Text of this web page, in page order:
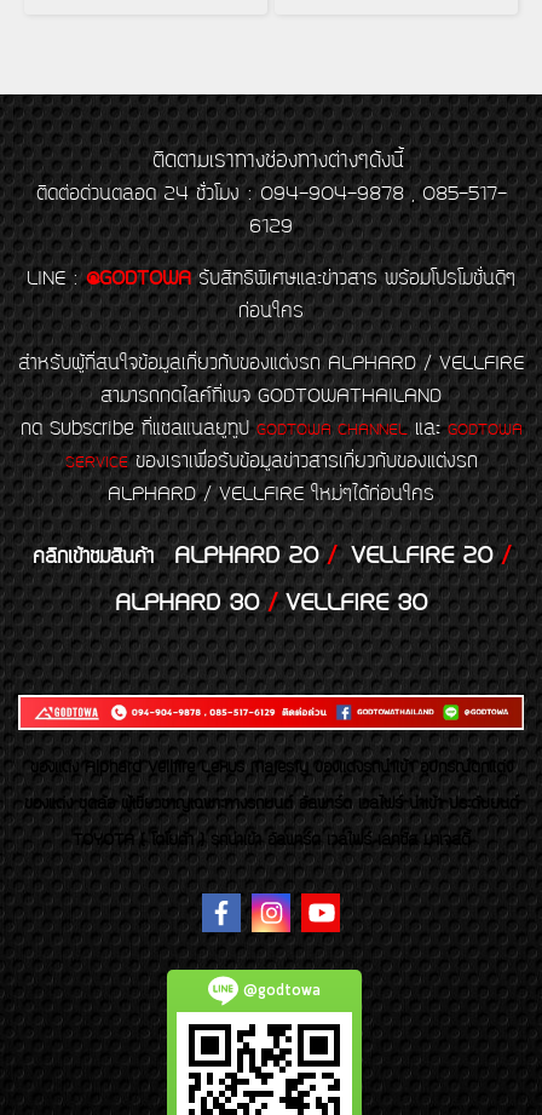
ติดตามเราทางช่องทางต่างๆดังนี้
ติดต่อด่วนตลอด 24 ชั่วโมง : 094-904-9878 , 085-517-
6129
LINE : @GODTOWA รับสิทธิพิเศษและข่าวสาร พร้อมโปรโมชั่นดีๆ
ก่อนใคร
สำหรับผู้ที่สนใจข้อมูลเกี่ยวกับของแต่งรถ ALPHARD / VELLFIRE
สามารถกดไลค์ที่เพจ GODTOWATHAILAND
กด Subscribe ที่แชลแนลยูทูป GODTOWA CHANNELและGODTOWA
SERVICEของเราเพื่อรับข้อมูลข่าวสารเกี่ยวกับของแต่งรถ
ALPHARD / VELLFIRE ใหม่ๆได้ก่อนใคร
คลิกเข้าชมสินค้า ALPHARD 20/VELLFIRE 20/
ALPHARD 30/VELLFIRE 30
ของเเต่ง Alphard Vellfire Lexus Majesty ของเเต่งรถนำเข้า อุปกรณ์ตกแต่ง
ของแต่ง ชุดล้อ ผู้เชี่ยวชาญเฉพาะทางรถยนต์ อัลพาร์ด เวลไฟร์ นำเข้า ประดับยนต์
TOYOTA ( โตโยต้า ) รถนำเข้า อัลพาร์ด เวลไฟร์ เลกซัส มาเจสตี้
@godtowa